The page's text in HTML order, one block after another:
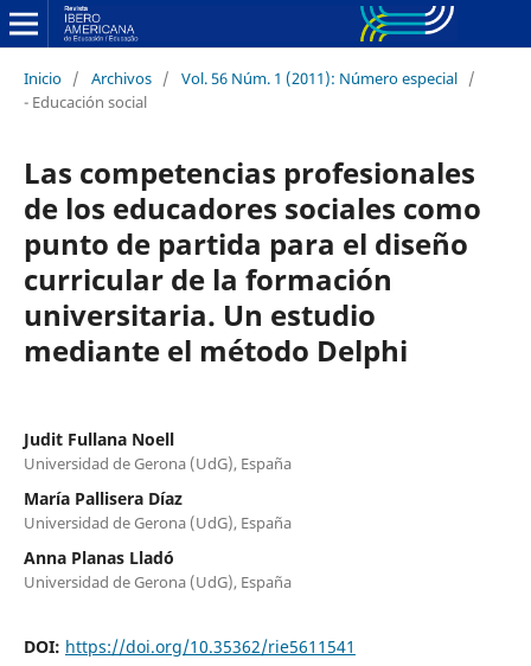
Inicio / Archivos / Vol. 56 Núm. 1 (2011): Número especial /
- Educación social
Las competencias profesionales
de los educadores sociales como
punto de partida para el diseño
curricular de la formación
universitaria. Un estudio
mediante el método Delphi
Judit Fullana Noell
Universidad de Gerona (UdG), España
María Pallisera Díaz
Universidad de Gerona (UdG), España
Anna Planas Lladó
Universidad de Gerona (UdG), España
DOI: https://doi.org/10.35362/rie5611541